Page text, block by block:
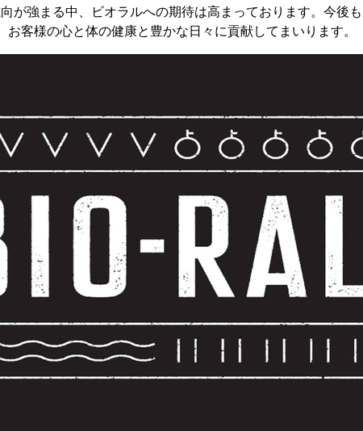
が強まる中、ビオラルへの期待は高まっております。今後
お客様の心と体の健康と豊かな日々に貢献してまいります。